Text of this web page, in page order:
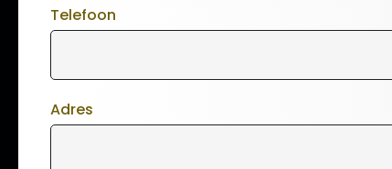
Telefoon
Adres